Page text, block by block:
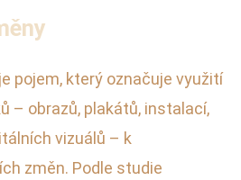
pojem, který označuje využití
– obrazů, plakátů, instalací,
vizuálů – k
změn. Podle studie